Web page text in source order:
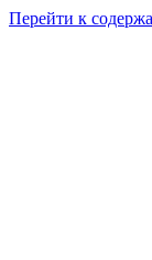
Перейти к